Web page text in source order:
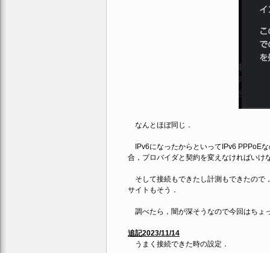
なんとほぼ同じ．
IPv6になったからといってIPv6 PPPoE
合，プロバイダと契約を変えなければいけ
そして接続もできたし計測もできたので
サイトもそう．
調べたら，闇が深そうなので今回はちょ
追記2023/11/14
うまく接続できた時の設定．